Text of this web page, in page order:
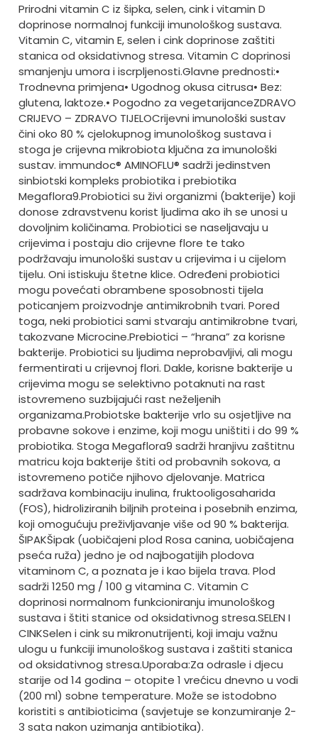
Prirodni vitamin C iz šipka, selen, cink i vitamin D
doprinose normalnoj funkciji imunološkog sustava.
Vitamin C, vitamin E, selen i cink doprinose zaštiti
stanica od oksidativnog stresa. Vitamin C doprinosi
smanjenju umora i iscrpljenosti.Glavne prednosti:•
Trodnevna primjena• Ugodnog okusa citrusa• Bez:
glutena, laktoze.• Pogodno za vegetarijanceZDRAVO
CRIJEVO – ZDRAVO TIJELOCrijevni imunološki sustav
čini oko 80 % cjelokupnog imunološkog sustava i
stoga je crijevna mikrobiota ključna za imunološki
sustav. immundoc® AMINOFLU® sadrži jedinstven
sinbiotski kompleks probiotika i prebiotika
Megaflora9.Probiotici su živi organizmi (bakterije) koji
donose zdravstvenu korist ljudima ako ih se unosi u
dovoljnim količinama. Probiotici se naseljavaju u
crijevima i postaju dio crijevne flore te tako
podržavaju imunološki sustav u crijevima i u cijelom
tijelu. Oni istiskuju štetne klice. Određeni probiotici
mogu povećati obrambene sposobnosti tijela
poticanjem proizvodnje antimikrobnih tvari. Pored
toga, neki probiotici sami stvaraju antimikrobne tvari,
takozvane Microcine.Prebiotici – “hrana” za korisne
bakterije. Probiotici su ljudima neprobavljivi, ali mogu
fermentirati u crijevnoj flori. Dakle, korisne bakterije u
crijevima mogu se selektivno potaknuti na rast
istovremeno suzbijajući rast neželjenih
organizama.Probiotske bakterije vrlo su osjetljive na
probavne sokove i enzime, koji mogu uništiti i do 99 %
probiotika. Stoga Megaflora9 sadrži hranjivu zaštitnu
matricu koja bakterije štiti od probavnih sokova, a
istovremeno potiče njihovo djelovanje. Matrica
sadržava kombinaciju inulina, fruktooligosaharida
(FOS), hidroliziranih biljnih proteina i posebnih enzima,
koji omogućuju preživljavanje više od 90 % bakterija.
ŠIPAKŠipak (uobičajeni plod Rosa canina, uobičajena
pseća ruža) jedno je od najbogatijih plodova
vitaminom C, a poznata je i kao bijela trava. Plod
sadrži 1250 mg / 100 g vitamina C. Vitamin C
doprinosi normalnom funkcioniranju imunološkog
sustava i štiti stanice od oksidativnog stresa.SELEN I
CINKSelen i cink su mikronutrijenti, koji imaju važnu
ulogu u funkciji imunološkog sustava i zaštiti stanica
od oksidativnog stresa.Uporaba:Za odrasle i djecu
starije od 14 godina – otopite 1 vrećicu dnevno u vodi
(200 ml) sobne temperature. Može se istodobno
koristiti s antibioticima (savjetuje se konzumiranje 2-
3 sata nakon uzimanja antibiotika).